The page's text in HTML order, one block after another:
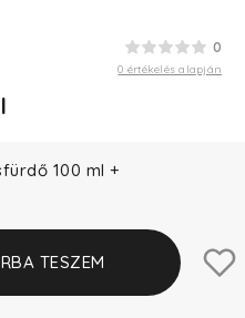
0
0 értékelés alapján
100 ml +
TESZEM